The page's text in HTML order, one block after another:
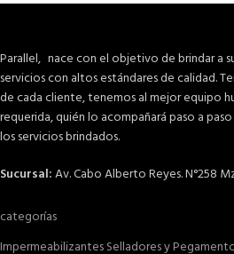
Parallel, nace con el objetivo de brindar a
servicios con altos estándares de calidad.
de cada cliente, tenemos al mejor equipo
requerida, quién lo acompañará paso a
los servicios brindados.
Sucursal:Av. Cabo Alberto Reyes. N°258
categorías
Impermeabilizantes Selladores y